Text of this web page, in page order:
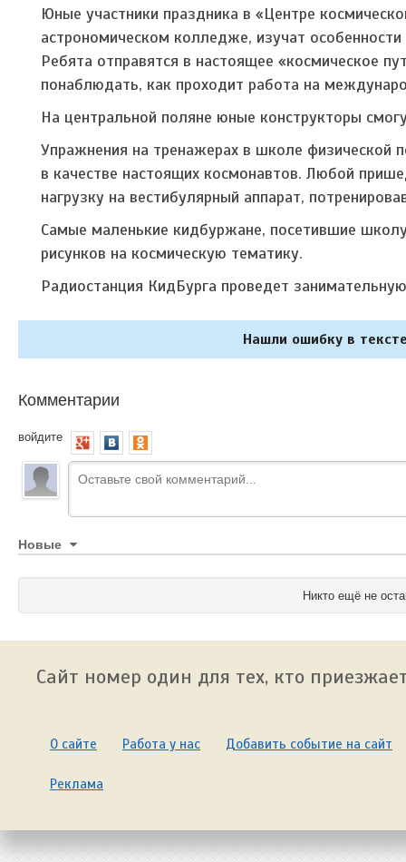
Юные участники праздника в «Центре
астрономическом колледже, изучат
Ребята отправятся в настоящее «космическое
понаблюдать, как проходит работа на
На центральной поляне юные конструкторы
Упражнения на тренажерах в школе физической
в качестве настоящих космонавтов. Любой
нагрузку на вестибулярный аппарат,
Самые маленькие кидбуржане, посетившие
рисунков на космическую тематику.
Радиостанция КидБурга проведет
Нашли ошибку в
Комментарии
войдите
Новые
Никто ещё не
Сайт номер один для тех, кто
О сайте Работа у нас Добавить событие на сайт
Реклама